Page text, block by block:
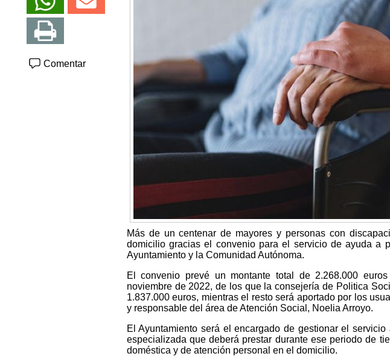
Comentar
Más de un centenar de mayores y personas con
domicilio gracias el convenio para el servicio de ayuda a
Ayuntamiento y la Comunidad Autónoma.
El convenio prevé un montante total de 2.268.000
noviembre de 2022, de los que la consejería de Politica
1.837.000 euros, mientras el resto será aportado por los
y responsable del área de Atención Social, Noelia Arroyo.
El Ayuntamiento será el encargado de gestionar el
especializada que deberá prestar durante ese periodo de
doméstica y de atención personal en el domicilio.